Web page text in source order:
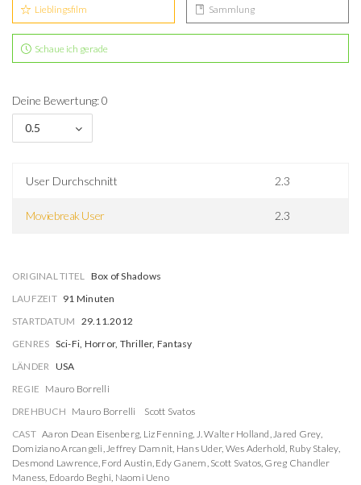
Lieblingsfilm Sammlung
Schaue ich gerade
Deine Bewertung: 0
0.5
User Durchschnitt 2.3
Moviebreak User 2.3
ORIGINAL TITEL Box of Shadows
LAUFZEIT 91 Minuten
STARTDATUM 29.11.2012
GENRES Sci-Fi, Horror, Thriller, Fantasy
LÄNDER USA
REGIE Mauro Borrelli
DREHBUCH Mauro Borrelli
Scott Svatos
CAST Aaron Dean Eisenberg, Liz Fenning, J. Walter Holland,Jared Grey,
Domiziano Arcangeli,Jeffrey Damnit, Hans Uder, Wes Aderhold, Ruby Staley,
Desmond Lawrence, Ford Austin, Edy Ganem, Scott Svatos, Greg Chandler
Maness, Edoardo Beghi, Naomi Ueno